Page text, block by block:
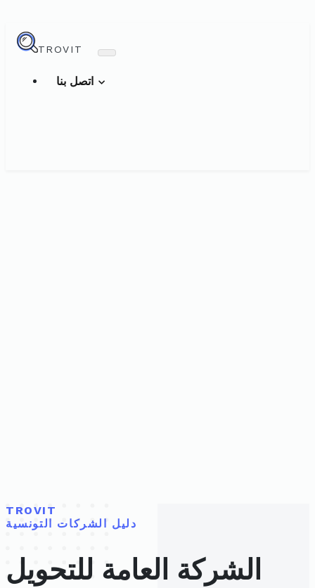
TROVIT
TROVIT
دليل الشركات التونسية
الشركة العامة للتحويل